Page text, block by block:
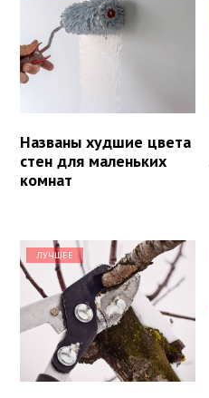
Названы худшие цвета
стен для маленьких
комнат
ЛУЧШЕЕ